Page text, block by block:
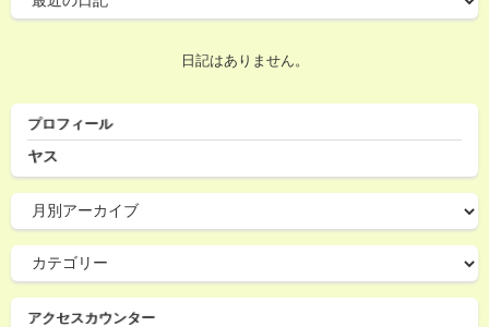
日記はありません。
プロフィール
ヤス
アクセスカウンター